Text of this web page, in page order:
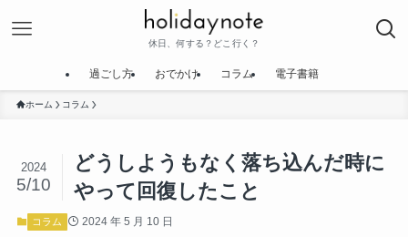
休日、何する？どこ行く？
過ごし方 おでかけ コラム 電子書籍
ホーム コラム
どうしようもなく落ち込んだ時に
やって回復したこと
2024
5/10
コラム 2024 年 5 月 10 日